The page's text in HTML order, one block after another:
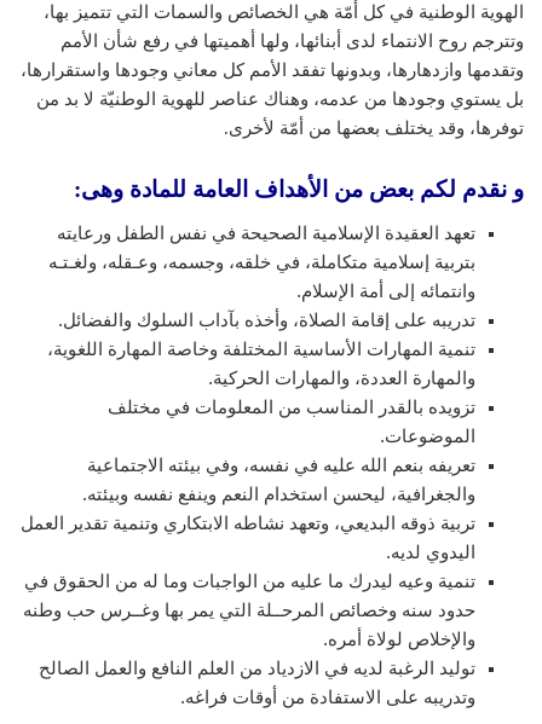
الهوية الوطنية في كل أمّة هي الخصائص والسمات التي تتميز بها،
وتترجم روح الانتماء لدى أبنائها، ولها أهميتها في رفع شأن الأمم
وتقدمها وازدهارها، وبدونها تفقد الأمم كل معاني وجودها واستقرارها،
بل يستوي وجودها من عدمه، وهناك عناصر للهوية الوطنيّة لا بد من
توفرها، وقد يختلف بعضها من أمّة لأخرى.
و نقدم لكم بعض من الأهداف العامة للمادة وهى:
تعهد العقيدة الإسلامية الصحيحة في نفس الطفل ورعايته
بتربية إسلامية متكاملة، في خلقه، وجسمه، وعـقله، ولغـتـه
وانتمائه إلى أمة الإسلام.
تدريبه على إقامة الصلاة، وأخذه بآداب السلوك والفضائل.
تنمية المهارات الأساسية المختلفة وخاصة المهارة اللغوية،
والمهارة العددة، والمهارات الحركية.
تزويده بالقدر المناسب من المعلومات في مختلف
الموضوعات.
تعريفه بنعم الله عليه في نفسه، وفي بيئته الاجتماعية
والجغرافية، ليحسن استخدام النعم وينفع نفسه وبيئته.
تربية ذوقه البديعي، وتعهد نشاطه الابتكاري وتنمية تقدير العمل
اليدوي لديه.
تنمية وعيه ليدرك ما عليه من الواجبات وما له من الحقوق في
حدود سنه وخصائص المرحــلة التي يمر بها وغــرس حب وطنه
والإخلاص لولاة أمره.
توليد الرغبة لديه في الازدياد من العلم النافع والعمل الصالح
وتدريبه على الاستفادة من أوقات فراغه.